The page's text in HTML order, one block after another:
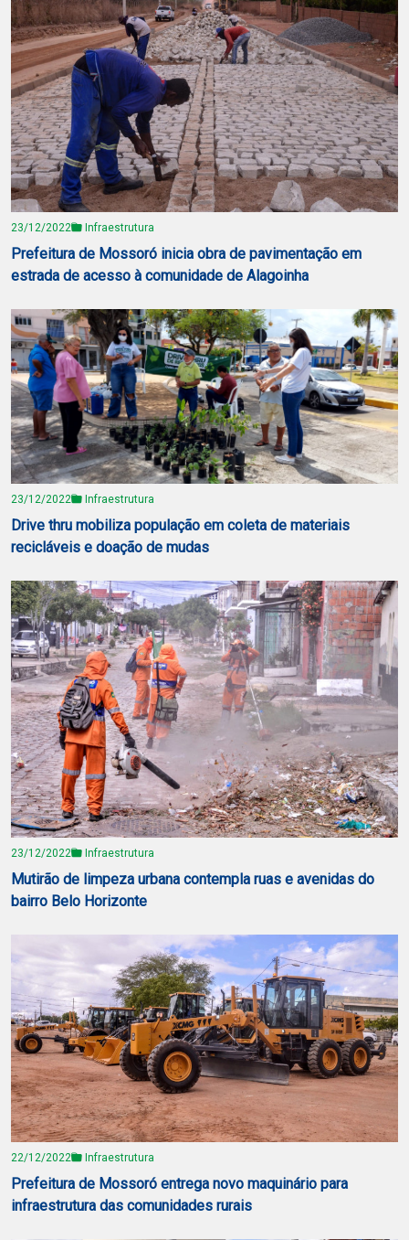
23/12/2022 Infraestrutura
Prefeitura de Mossoró inicia obra de pavimentação em
estrada de acesso à comunidade de Alagoinha
23/12/2022 Infraestrutura
Drive thru mobiliza população em coleta de materiais
recicláveis e doação de mudas
23/12/2022 Infraestrutura
Mutirão de limpeza urbana contempla ruas e avenidas do
bairro Belo Horizonte
22/12/2022 Infraestrutura
Prefeitura de Mossoró entrega novo maquinário para
infraestrutura das comunidades rurais